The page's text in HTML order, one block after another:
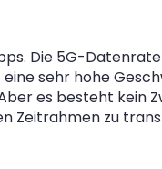
Die 5G-
sehr hohe
es besteht kein
Zeitrahmen zu